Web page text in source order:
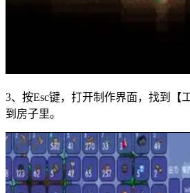
3、按Esc键，打开制作界面，找到【
到房子里。